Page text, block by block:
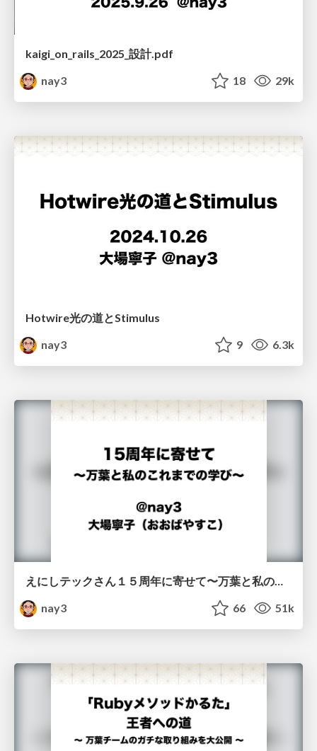
kaigi_on_rails_2025_設計.pdf
nay3
18 29k
Hotwire光の道とStimulus
nay3
9 6.3k
えにしテックさん１５周年に寄せて〜万葉と私のこれまでの学び〜
nay3
66 51k